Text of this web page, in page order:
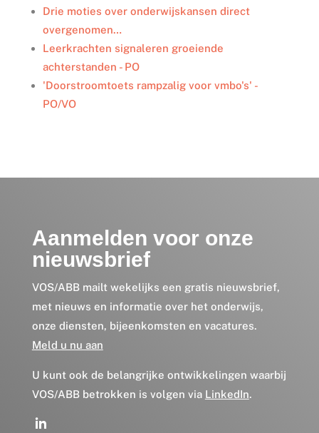
Drie moties over onderwijskansen direct
overgenomen…
Leerkrachten signaleren groeiende
achterstanden - PO
'Doorstroomtoets rampzalig voor vmbo's' -
PO/VO
Aanmelden voor onze
nieuwsbrief
VOS/ABB mailt wekelijks een gratis nieuwsbrief,
met nieuws en informatie over het onderwijs,
onze diensten, bijeenkomsten en vacatures.
Meld u nu aan
U kunt ook de belangrijke ontwikkelingen waarbij
VOS/ABB betrokken is volgen via LinkedIn.